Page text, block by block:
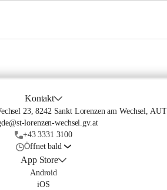
Kontakt
23, 8242 Sankt Lorenzen am Wechsel, AUT
lorenzen-wechsel.gv.at
+43 3331 3100
Öffnet bald
App Store
Android
iOS